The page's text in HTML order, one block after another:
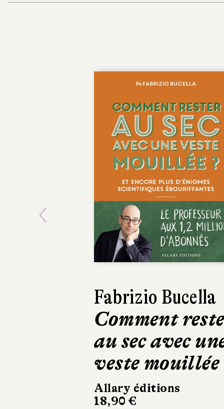
Jenny
Kairos
Gallimard
428 pages,
Previous